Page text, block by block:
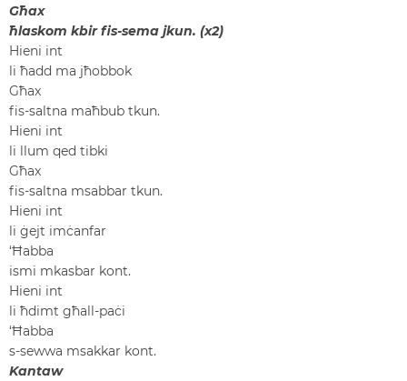
Għax
ħlaskom kbir fis-sema jkun. (x2)
Hieni int
li ħadd ma jħobbok
Għax
fis-saltna maħbub tkun.
Hieni int
li llum qed tibki
Għax
fis-saltna msabbar tkun.
Hieni int
li ġejt imċanfar
‘Ħabba
ismi mkasbar kont.
Hieni int
li ħdimt għall-paċi
‘Ħabba
s-sewwa msakkar kont.
Kantaw